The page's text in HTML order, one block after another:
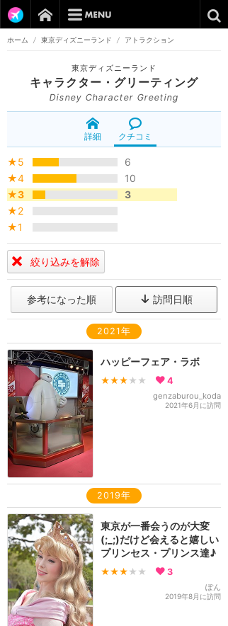
ホーム / 東京ディズニーランド / アトラクション
東京ディズニーランド
キャラクター・グリーティング
Disney Character Greeting
詳細 クチコミ
★5
6
★4
10
★3
3
★2
★1
絞り込みを解除
参考になった順 訪問日順
2021年
ハッピーフェア・ラボ
★★★ ★★ 4
genzaburou_koda
2021年6月に訪問
2019年
東京が一番会うのが大変
(;_;)だけど会えると嬉しい
プリンセス・プリンス達♪
★★★ ★★ 3
ぽん
2019年8月に訪問